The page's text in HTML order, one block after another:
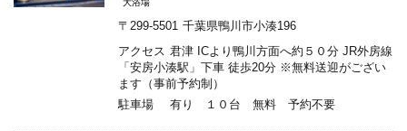
大浴場
〒299-5501 千葉県鴨川市小湊196
アクセス 君津 ICより鴨川方面へ約５０分 JR外房線
「安房小湊駅」下車 徒歩20分 ※無料送迎がござい
ます（事前予約制）
駐車場
有り １０台 無料 予約不要